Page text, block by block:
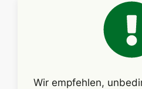
Wir empfehlen,